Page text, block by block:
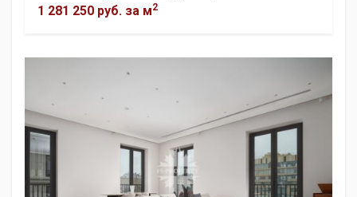
1 281 250 руб. за м2